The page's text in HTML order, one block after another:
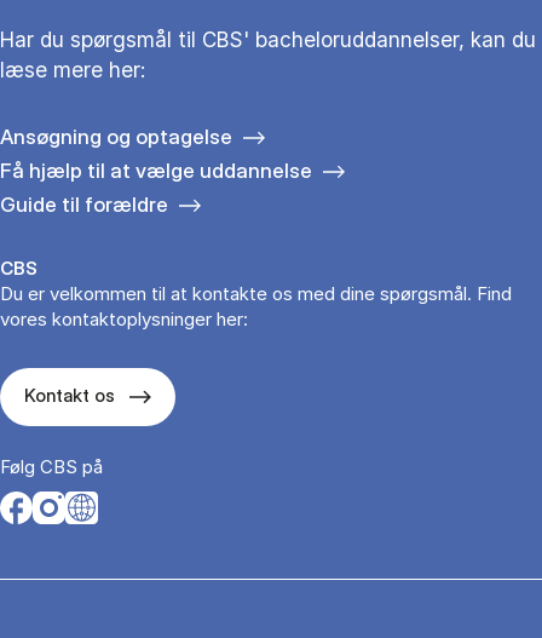
Har du spørgsmål til CBS' bacheloruddannelser, kan du
læse mere her:
Ansøgning og optagelse
Få hjælp til at vælge uddannelse
Guide til forældre
CBS
Du er velkommen til at kontakte os med dine spørgsmål. Find
vores kontaktoplysninger her:
Kontakt os
Følg CBS på
Opens in a new tab
Opens in a new tab
Opens in a new tab